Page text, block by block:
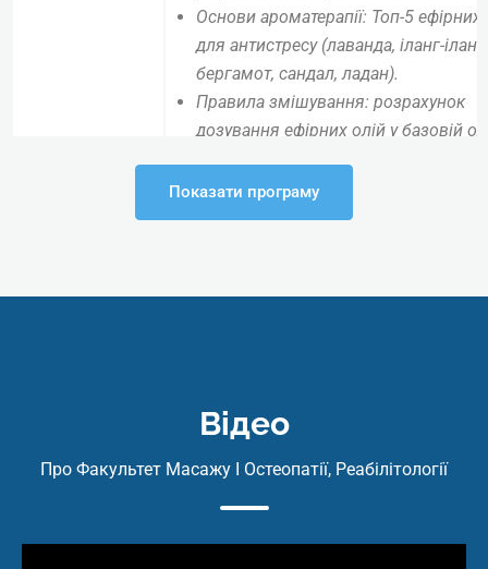
Основи ароматерапії: Топ-5 ефірних
для антистресу (лаванда, іланг-іланг,
бергамот, сандал, ладан).
Правила змішування: розрахунок
дозування ефірних олій у базовій
можна проводити аромамасаж
(алергопроби, вагітність).
тіла.
Етапи масажу:
Вступна частина (дихальні вправи з
(основна зона напруги).
Показати програму
Відео
Про Факультет Масажу І Остеопатії, Реабілітології